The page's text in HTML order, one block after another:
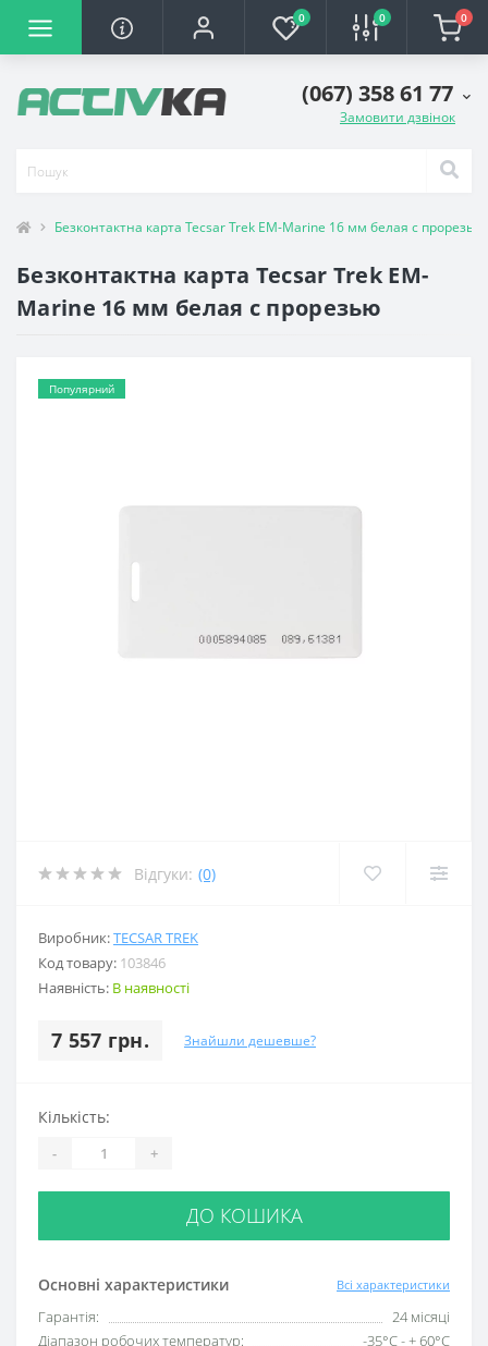
0 0 0
(067) 358 61 77
Замовити дзвінок
Безконтактна карта Tecsar Trek EM-Marine 16 мм белая с прорезью
Безконтактна карта Tecsar Trek EM-
Marine 16 мм белая с прорезью
Популярний
Відгуки: (0)
Виробник:TECSAR TREK
Код товару: 103846
Наявність: В наявності
7 557 грн. Знайшли дешевше?
Основні характеристики Всі характеристики
Гарантія:
24 місяці
Діапазон робочих температур:
-35°C - + 60°C
Кількість:
- +
ДО КОШИКА